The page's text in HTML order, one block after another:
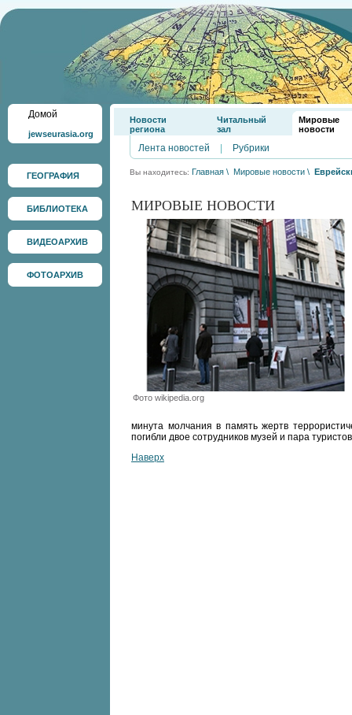
Домой
jewseurasia.org
ГЕОГРАФИЯ
БИБЛИОТЕКА
ВИДЕОАРХИВ
ФОТОАРХИВ
Новости
региона
Читальный
зал
Мировые
новости
Лента новостей Рубрики
Вы находитесь: Главная \ Мировые новости \
МИРОВЫЕ НОВОСТИ
Фото wikipedia.org
минута молчания в память жертв
погибли двое сотрудников музей и пара
Наверх